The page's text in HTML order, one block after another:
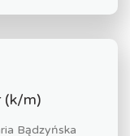
(k/m)
Bądzyńska